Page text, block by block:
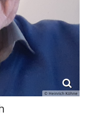
© Heinrich Köhne